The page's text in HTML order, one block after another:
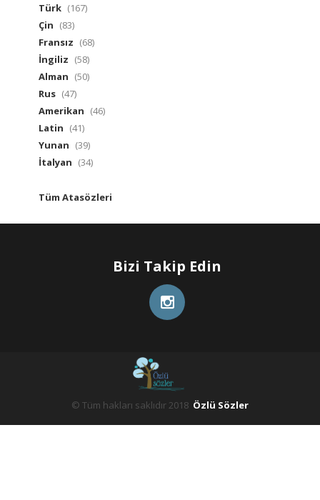
Türk (167)
Çin (83)
Fransız (68)
İngiliz (58)
Alman (50)
Rus (47)
Amerikan (46)
Latin (41)
Yunan (39)
İtalyan (34)
Tüm Atasözleri
Bizi Takip Edin
© Tüm hakları saklıdır 2018 Özlü Sözler